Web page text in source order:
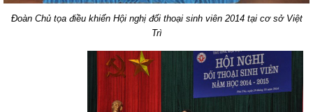
Đoàn Chủ tọa điều khiển Hội nghị đối thoại sinh viên 2014 tại cơ sở Việt
Trì